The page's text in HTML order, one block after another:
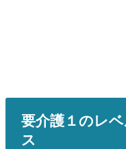
要介護１のレ
ス